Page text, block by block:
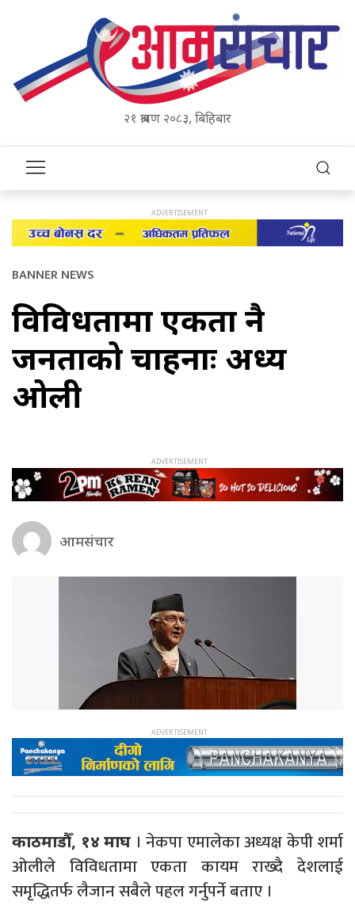
२१ श्रावण २०८३, बिहिबार
BANNER NEWS
विविधतामा एकता नै
जनताको चाहनाः अध्यक्ष
ओली
आमसंचार
काठमाडौँ, १४ माघ । नेकपा एमालेका अध्यक्ष केपी शर्मा
ओलीले विविधतामा एकता कायम राख्दै देशलाई
समृद्धितर्फ लैजान सबैले पहल गर्नुपर्ने बताए ।